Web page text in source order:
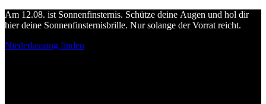
Am 12.08. ist Sonnenfinsternis. Schütze deine Augen und hol dir
hier deine Sonnenfinsternisbrille. Nur solange der Vorrat reicht.
Niederlassung finden